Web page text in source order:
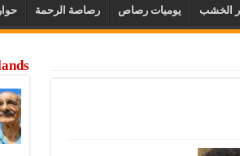
الخشب يوميات رصاص رصاصة الرحمة